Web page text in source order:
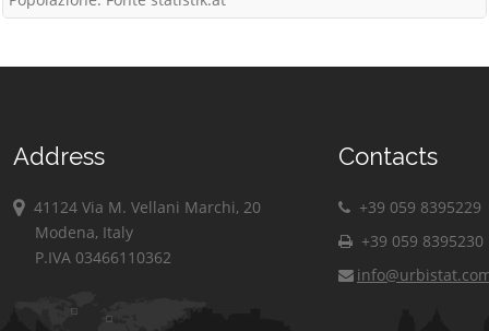
Address
41124 Via M. Vellani Marchi, 20
Modena, Italy
P.IVA 03466110362
Contacts
+39 059 8395229
+39 059 8395230